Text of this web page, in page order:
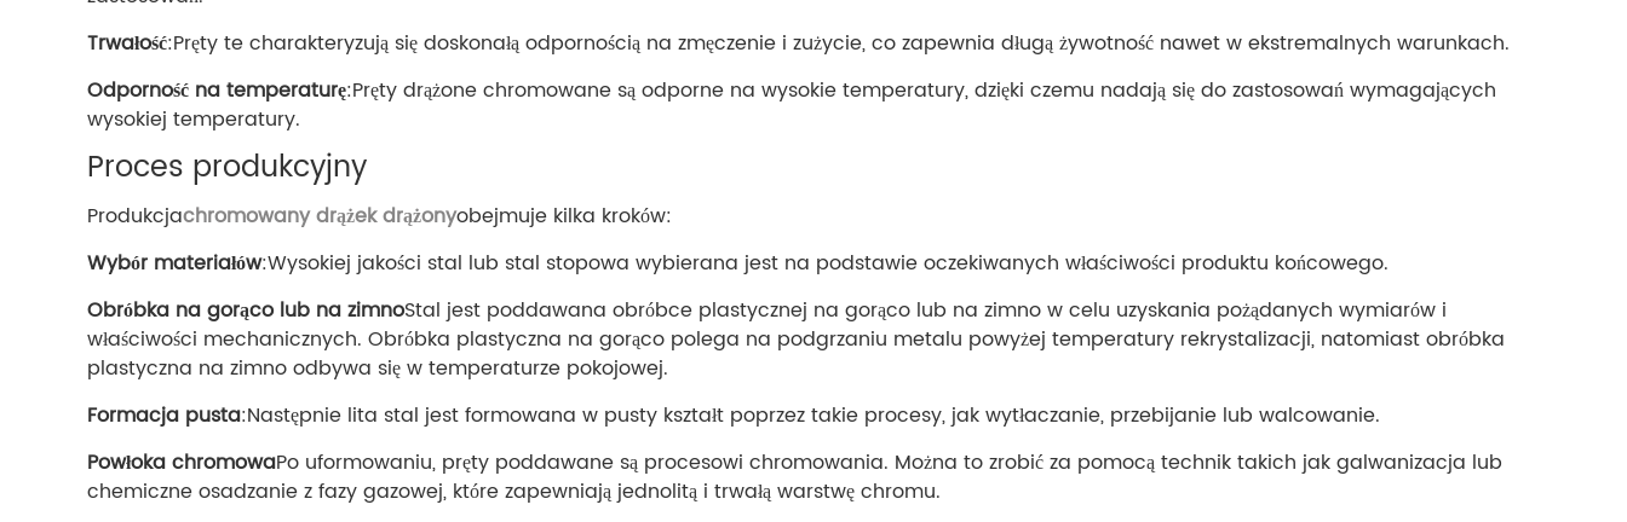
Trwałość:Pręty te charakteryzują się doskonałą odpornością na zmęczenie i zużycie, co zapewnia długą żywotność nawet w ekstremalnych warunkach.
Odporność na temperaturę:Pręty drążone chromowane są odporne na wysokie temperatury, dzięki czemu nadają się do zastosowań wymagających
wysokiej temperatury.
Proces produkcyjny
Produkcjachromowany drążek drążonyobejmuje kilka kroków:
Wybór materiałów:Wysokiej jakości stal lub stal stopowa wybierana jest na podstawie oczekiwanych właściwości produktu końcowego.
Obróbka na gorąco lub na zimnoStal jest poddawana obróbce plastycznej na gorąco lub na zimno w celu uzyskania pożądanych wymiarów i
właściwości mechanicznych. Obróbka plastyczna na gorąco polega na podgrzaniu metalu powyżej temperatury rekrystalizacji, natomiast obróbka
plastyczna na zimno odbywa się w temperaturze pokojowej.
Formacja pusta:Następnie lita stal jest formowana w pusty kształt poprzez takie procesy, jak wytłaczanie, przebijanie lub walcowanie.
Powłoka chromowaPo uformowaniu, pręty poddawane są procesowi chromowania. Można to zrobić za pomocą technik takich jak galwanizacja lub
chemiczne osadzanie z fazy gazowej, które zapewniają jednolitą i trwałą warstwę chromu.